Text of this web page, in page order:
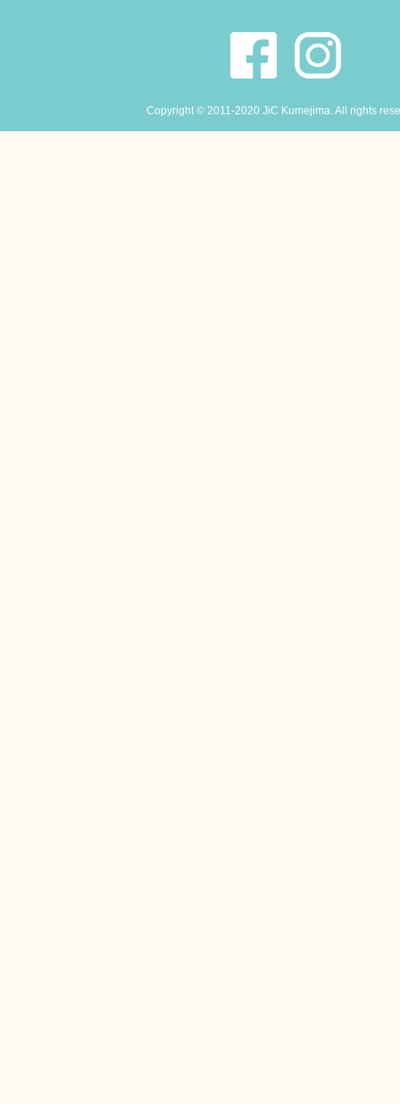
Copyright © 2011-2020 JiC Kumejima. All rights